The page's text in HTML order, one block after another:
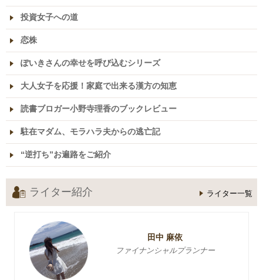
投資女子への道
恋株
ぽいきさんの幸せを呼び込むシリーズ
大人女子を応援！家庭で出来る漢方の知恵
読書ブロガー小野寺理香のブックレビュー
駐在マダム、モラハラ夫からの逃亡記
“逆打ち”お遍路をご紹介
ライター紹介 ライター一覧
田中 麻依
ファイナンシャルプランナー